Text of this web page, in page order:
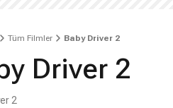
Tüm Filmler Baby Driver 2
Driver 2
2